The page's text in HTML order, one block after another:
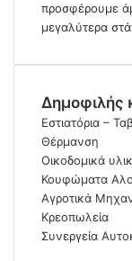
προσφέρουμε
μεγαλύτερα
Δημοφιλής
Εστιατόρια –
Θέρμανση
Οικοδομικά
Κουφώματα
Αγροτικά
Κρεοπωλεία
Συνεργεία